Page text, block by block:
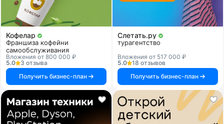
Кофелар
Франшиза кофейни
самообслуживания
Вложения от 800 000 ₽
5.0
3 отзыва
Получить бизнес-план
Слетать.ру
турагентство
Вложения от 517 000 ₽
5.0
18 отзывов
Получить бизнес-план